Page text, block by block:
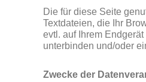
Die für diese Seite
Textdateien, die Ihr
evtl. auf Ihrem
unterbinden und/oder
Zwecke der